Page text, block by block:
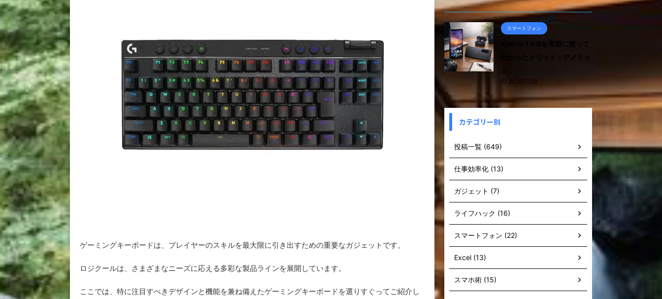
ゲーミングキーボードは、プレイヤーのスキルを最大限に引き出すための重要なガジェットです。
ロジクールは、さまざまなニーズに応える多彩な製品ラインを展開しています。
ここでは、特に注目すべきデザインと機能を兼ね備えたゲーミングキーボードを選りすぐってご紹介し
スマートフォン
Xperia 1 VIIIを実際に使って
わかったメリット・デメリッ
2026/7/28
カテゴリー別
投稿一覧 (649)
仕事効率化 (13)
ガジェット (7)
ライフハック (16)
スマートフォン (22)
Excel (13)
スマホ術 (15)